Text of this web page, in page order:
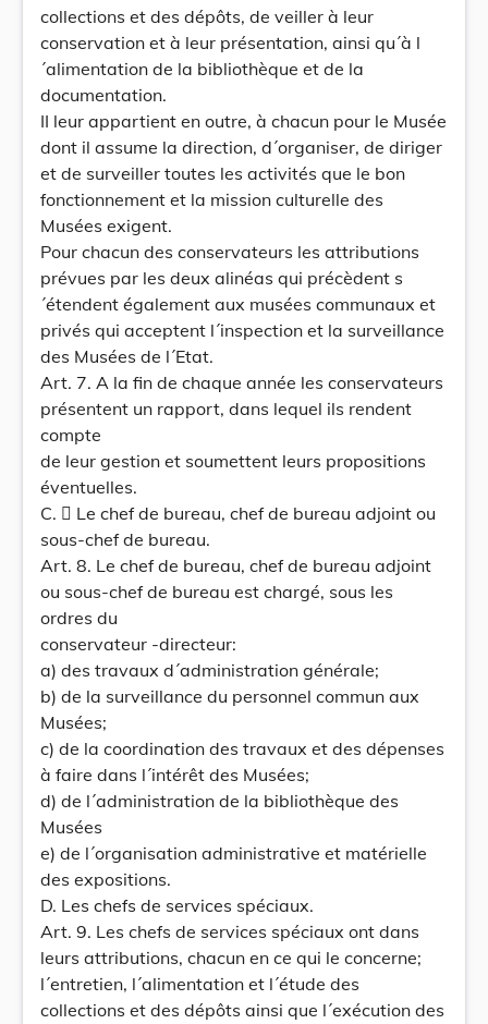
collections et des dépôts, de veiller à leur
conservation et à leur présentation, ainsi qu´à l
´alimentation de la bibliothèque et de la
documentation.
II leur appartient en outre, à chacun pour le Musée
dont il assume la direction, d´organiser, de diriger
et de surveiller toutes les activités que le bon
fonctionnement et la mission culturelle des
Musées exigent.
Pour chacun des conservateurs les attributions
prévues par les deux alinéas qui précèdent s
´étendent également aux musées communaux et
privés qui acceptent l´inspection et la surveillance
des Musées de l´Etat.
Art. 7. A la fin de chaque année les conservateurs
présentent un rapport, dans lequel ils rendent
compte
de leur gestion et soumettent leurs propositions
éventuelles.
C.  Le chef de bureau, chef de bureau adjoint ou
sous-chef de bureau.
Art. 8. Le chef de bureau, chef de bureau adjoint
ou sous-chef de bureau est chargé, sous les
ordres du
conservateur -directeur:
a) des travaux d´administration générale;
b) de la surveillance du personnel commun aux
Musées;
c) de la coordination des travaux et des dépenses
à faire dans l´intérêt des Musées;
d) de l´administration de la bibliothèque des
Musées
e) de l´organisation administrative et matérielle
des expositions.
D. Les chefs de services spéciaux.
Art. 9. Les chefs de services spéciaux ont dans
leurs attributions, chacun en ce qui le concerne;
l´entretien, l´alimentation et l´étude des
collections et des dépôts ainsi que l´exécution des